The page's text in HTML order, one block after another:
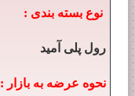
نوع بسته بندی :
رول پلی آمید
نحوه عرضه به بازار :